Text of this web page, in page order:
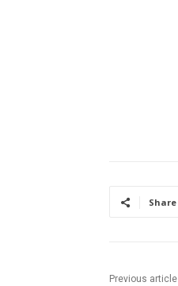
Share
Previous article